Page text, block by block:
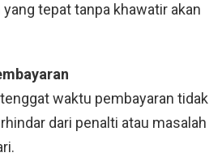
tepat tanpa khawatir akan
waktu pembayaran tidak
dari penalti atau masalah